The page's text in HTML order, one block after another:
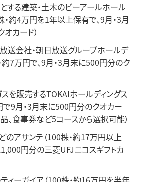
する建築・土木のビーアールホール
・約4万円を1年以上保有で、9月・3月
カード）
送会社・朝日放送グループホールデ
約7万円で、9月・3月末に500円分のク
を販売するTOKAIホールディングス
で9月・3月末に500円分のクオカー
、食事券など5コースから選択可能）
のアサンテ（100株・約17万円以上
1,000円分の三菱UFJニコスギフトカ